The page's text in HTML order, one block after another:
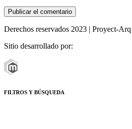
Derechos reservados 2023 | Proyect-Arq
Sitio desarrollado por:
FILTROS Y BÚSQUEDA